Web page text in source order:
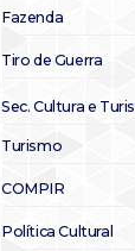
Fazenda
Tiro de Guerra
Sec. Cultura e
Turismo
COMPIR
Política Cultural